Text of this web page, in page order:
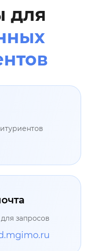
для
запросов